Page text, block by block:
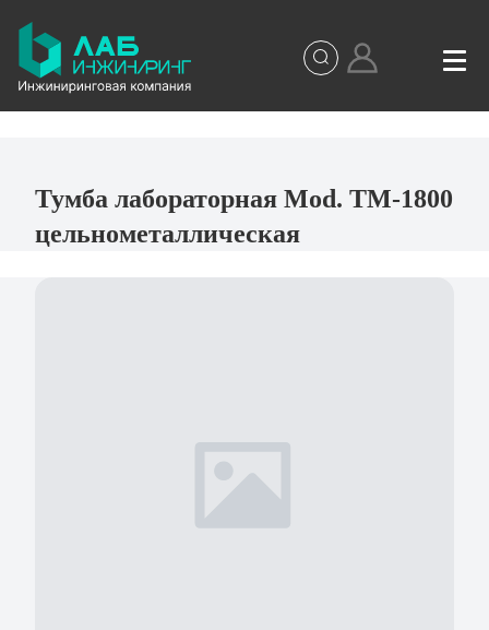
Тумба лабораторная Mod. ТМ-1800
цельнометаллическая